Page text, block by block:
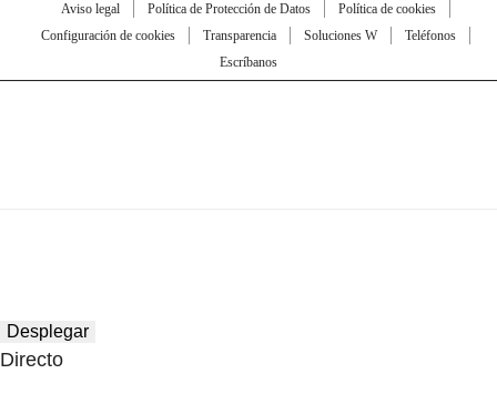
Aviso legal Política de Protección de Datos
Política de cookies
Configuración de cookies
Transparencia Soluciones W
Teléfonos
Escríbanos
Desplegar
Directo